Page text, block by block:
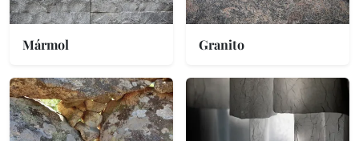
Mármol Granito